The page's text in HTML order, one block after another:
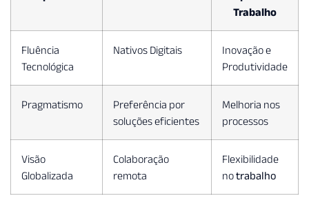
Trabalho
Fluência
Tecnológica
Nativos Digitais
Inovação e
Produtividade
Pragmatismo
Preferência por
soluções eficientes
Melhoria nos
processos
Visão
Globalizada
Colaboração
remota
Flexibilidade
notrabalho